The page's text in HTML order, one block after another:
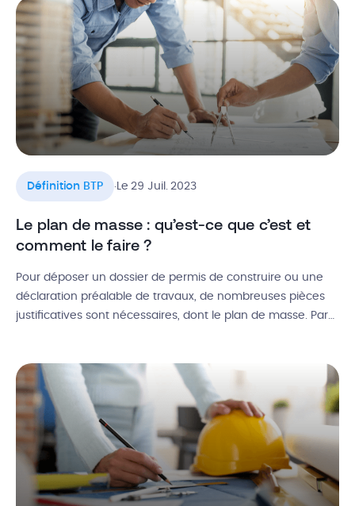
bâtiment constituent donc une étape importante qui doit
obligatoirement répondre à […]
Définition BTP .Le 29 Juil. 2023
Le plan de masse : qu’est-ce que c’est et
comment le faire ?
Pour déposer un dossier de permis de construire ou une
déclaration préalable de travaux, de nombreuses pièces
justificatives sont nécessaires, dont le plan de masse. Par
un élément clé puisqu’il détermine la validation ou non du
[…]